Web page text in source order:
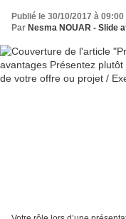
projet / Exemple
Publié le 30/10/2017 à 09:00
Par Nesma NOUAR - Slide